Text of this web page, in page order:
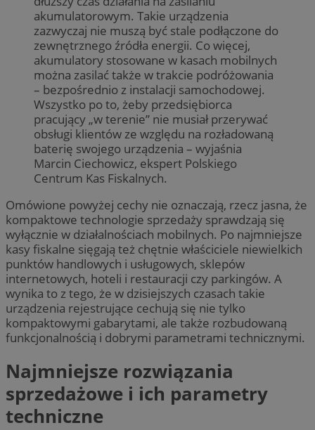
akumulatorowym. Takie urządzenia
zazwyczaj nie muszą być stale podłączone do
zewnętrznego źródła energii. Co więcej,
akumulatory stosowane w kasach mobilnych
można zasilać także w trakcie podróżowania
– bezpośrednio z instalacji samochodowej.
Wszystko po to, żeby przedsiębiorca
pracujący „w terenie” nie musiał przerywać
obsługi klientów ze względu na rozładowaną
baterię swojego urządzenia – wyjaśnia
Marcin Ciechowicz, ekspert Polskiego
Centrum Kas Fiskalnych.
Omówione powyżej cechy nie oznaczają, rzecz jasna, że
kompaktowe technologie sprzedaży sprawdzają się
wyłącznie w działalnościach mobilnych. Po najmniejsze
kasy fiskalne sięgają też chętnie właściciele niewielkich
punktów handlowych i usługowych, sklepów
internetowych, hoteli i restauracji czy parkingów. A
wynika to z tego, że w dzisiejszych czasach takie
urządzenia rejestrujące cechują się nie tylko
kompaktowymi gabarytami, ale także rozbudowaną
funkcjonalnością i dobrymi parametrami technicznymi.
Najmniejsze rozwiązania
sprzedażowe i ich parametry
techniczne